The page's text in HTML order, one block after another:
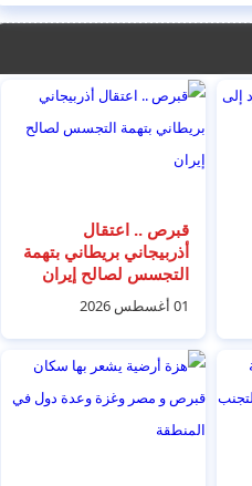
قبرص .. اعتقال
أذربيجاني بريطاني بتهمة
التجسس لصالح إيران
01 أغسطس 2026